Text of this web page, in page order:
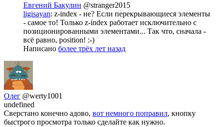
Евгений Бакулин @stranger2015
ligisayan: z-index - не? Если перекрывающиеся элементы
- самое то! Только z-index работает исключительно с
позиционированными элементами... Так что, сначала -
всё равно, position! :-)
Написано более трёх лет назад
Олег @werty1001
undefined
Сверстано конечно адово, вот немного поправил, кнопку
быстрого просмотра только сделайте как нужно.